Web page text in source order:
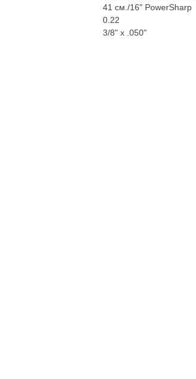
41 см./16" PowerSharp
0.22
3/8" х .050"